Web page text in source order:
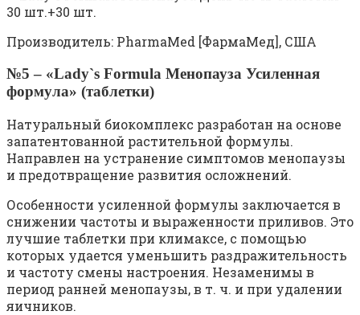
Производитель: PharmaMed [ФармаМед], США
№5 – «Lady`s Formula Менопауза Усиленная
формула» (таблетки)
Натуральный биокомплекс разработан на основе
запатентованной растительной формулы.
Направлен на устранение симптомов менопаузы
и предотвращение развития осложнений.
Особенности усиленной формулы заключается в
снижении частоты и выраженности приливов. Это
лучшие таблетки при климаксе, с помощью
которых удается уменьшить раздражительность
и частоту смены настроения. Незаменимы в
период ранней менопаузы, в т. ч. и при удалении
яичников.